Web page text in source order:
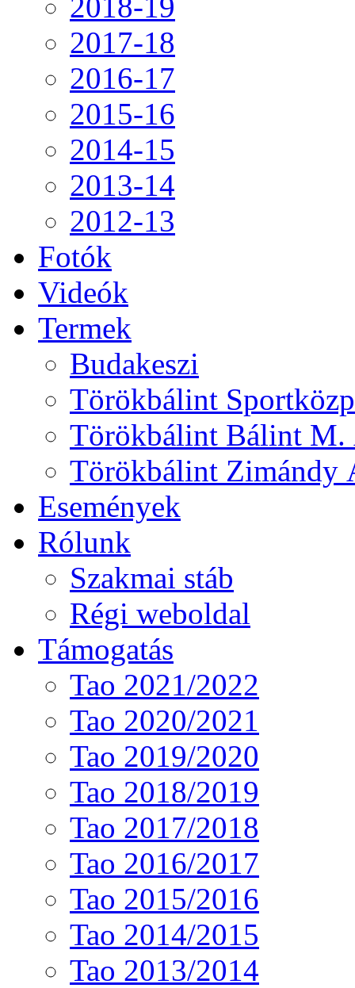
2017-18
2016-17
2015-16
2014-15
2013-14
2012-13
Fotók
Videók
Termek
Budakeszi
Törökbálint
Törökbálint Bálint
Törökbálint Zimándy
Események
Rólunk
Szakmai stáb
Régi weboldal
Támogatás
Tao 2021/2022
Tao 2020/2021
Tao 2019/2020
Tao 2018/2019
Tao 2017/2018
Tao 2016/2017
Tao 2015/2016
Tao 2014/2015
Tao 2013/2014